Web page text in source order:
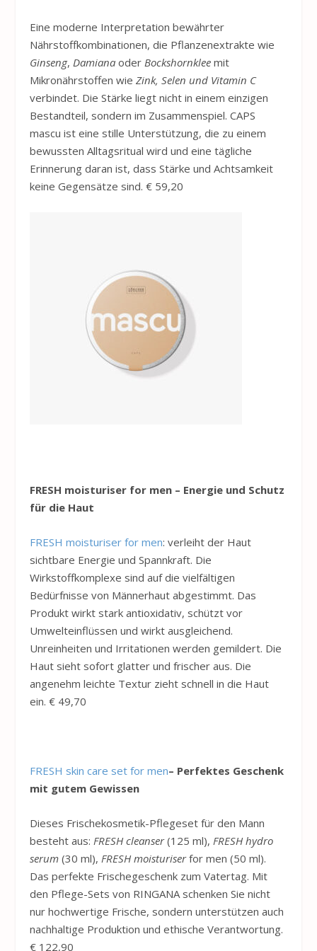
Eine moderne Interpretation bewährter
Nährstoffkombinationen, die Pflanzenextrakte wie
Ginseng, Damiana oder Bockshornklee mit
Mikronährstoffen wieZink, Selen und Vitamin C
verbindet. Die Stärke liegt nicht in einem einzigen
Bestandteil, sondern im Zusammenspiel. CAPS
mascu ist eine stille Unterstützung, die zu einem
bewussten Alltagsritual wird und eine tägliche
Erinnerung daran ist, dass Stärke und Achtsamkeit
keine Gegensätze sind. € 59,20
FRESH moisturiser for men – Energie und Schutz
für die Haut
FRESH moisturiser for men: verleiht der Haut
sichtbare Energie und Spannkraft. Die
Wirkstoffkomplexe sind auf die vielfältigen
Bedürfnisse von Männerhaut abgestimmt. Das
Produkt wirkt stark antioxidativ, schützt vor
Umwelteinflüssen und wirkt ausgleichend.
Unreinheiten und Irritationen werden gemildert. Die
Haut sieht sofort glatter und frischer aus. Die
angenehm leichte Textur zieht schnell in die Haut
ein. € 49,70
FRESH skin care set for men– Perfektes Geschenk
mit gutem Gewissen
Dieses Frischekosmetik-Pflegeset für den Mann
besteht aus: FRESH cleanser(125 ml), FRESH hydro
serum (30 ml), FRESH moisturiserfor men (50 ml).
Das perfekte Frischegeschenk zum Vatertag. Mit
den Pflege-Sets von RINGANA schenken Sie nicht
nur hochwertige Frische, sondern unterstützen auch
nachhaltige Produktion und ethische Verantwortung.
€ 122,90